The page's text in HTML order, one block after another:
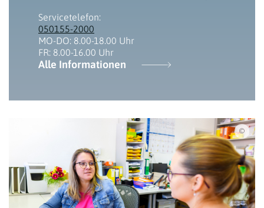
Servicetelefon:
050155-2000
MO-DO: 8.00-18.00 Uhr
FR: 8.00-16.00 Uhr
Alle Informationen